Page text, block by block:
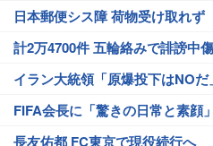
日本郵便シス障 荷物受け取れず
計2万4700件 五輪絡みで誹謗中傷
イラン大統領「原爆投下はNOだ
FIFA会長に「驚きの日常と素顔」
長友佑都 FC東京で現役続行へ